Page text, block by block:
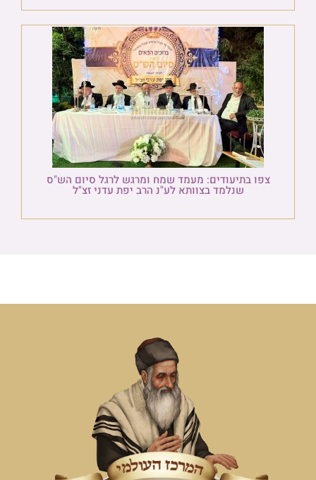
צפו בתיעודים: מעמד שמח ומרגש לרגל סיום הש"ס
שנלמד בצוותא לע"נ הרב יפת עדני זצ"ל